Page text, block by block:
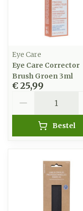
Eye Care
Eye Care Corrector
Brush Groen 3ml
€ 25,99
Bestel